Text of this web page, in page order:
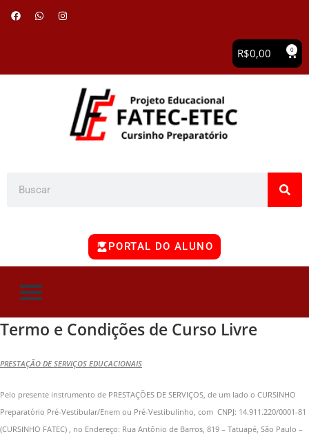
R$0,00 0
PORTAL DO ALUNO
Termo e Condições de Curso Livre
PRESTAÇÃO DE SERVIÇOS EDUCACIONAIS
Pelo presente instrumento de PRESTAÇÕES DE SERVIÇOS, de um lado o CURSINHO
Preparatório Pré-Vestibular/Enem ou Pré-Vestibulinho, com CNPJ: 14.911.220/0001-81
(CURSINHO FATEC) , no Endereço: Rua Antônio de Barros, 819 – Tatuapé, São Paulo –